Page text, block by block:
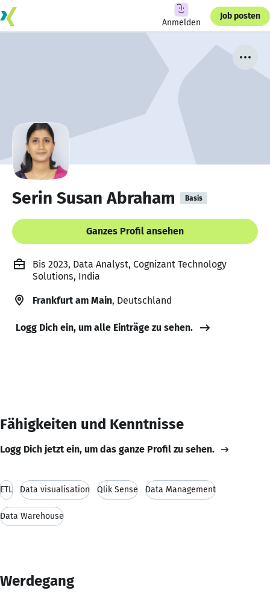
Anmelden
Job posten
Serin Susan Abraham Basis
Ganzes Profil ansehen
Bis 2023, Data Analyst, Cognizant Technology
Solutions, India
Frankfurt am Main, Deutschland
Logg Dich ein, um alle Einträge zu sehen.
Fähigkeiten und Kenntnisse
Logg Dich jetzt ein, um das ganze Profil zu sehen.
ETL Data visualisation Qlik Sense Data Management
Data Warehouse
Werdegang